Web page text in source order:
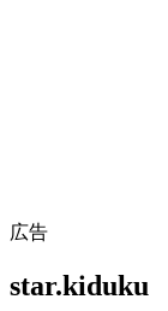
広告
star.kiduku